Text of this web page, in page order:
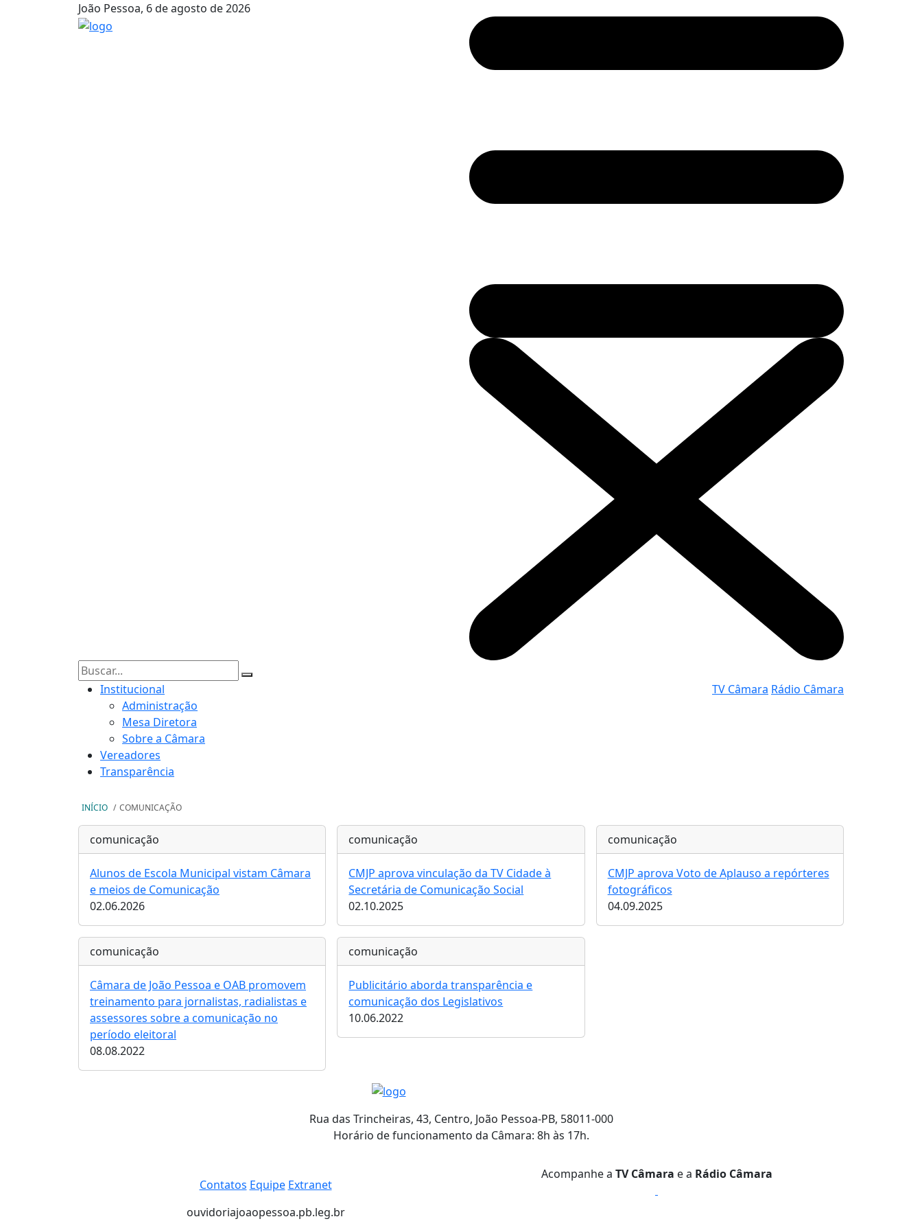
João Pessoa, 6 de agosto de 2026
Institucional
Administração
Mesa Diretora
Sobre a Câmara
Vereadores
Transparência
TV Câmara Rádio Câmara
INÍCIO / COMUNICAÇÃO
comunicação
Alunos de Escola Municipal vistam Câmara
e meios de Comunicação
02.06.2026
comunicação
CMJP aprova vinculação da TV Cidade à
Secretária de Comunicação Social
02.10.2025
comunicação
CMJP aprova Voto de Aplauso a repórteres
fotográficos
04.09.2025
comunicação
Câmara de João Pessoa e OAB promovem
treinamento para jornalistas, radialistas e
assessores sobre a comunicação no
período eleitoral
08.08.2022
comunicação
Publicitário aborda transparência e
comunicação dos Legislativos
10.06.2022
Rua das Trincheiras, 43, Centro, João Pessoa-PB, 58011-000
Horário de funcionamento da Câmara: 8h às 17h.
Contatos Equipe Extranet
ouvidoriajoaopessoa.pb.leg.br
Acompanhe a TV Câmara e a Rádio Câmara